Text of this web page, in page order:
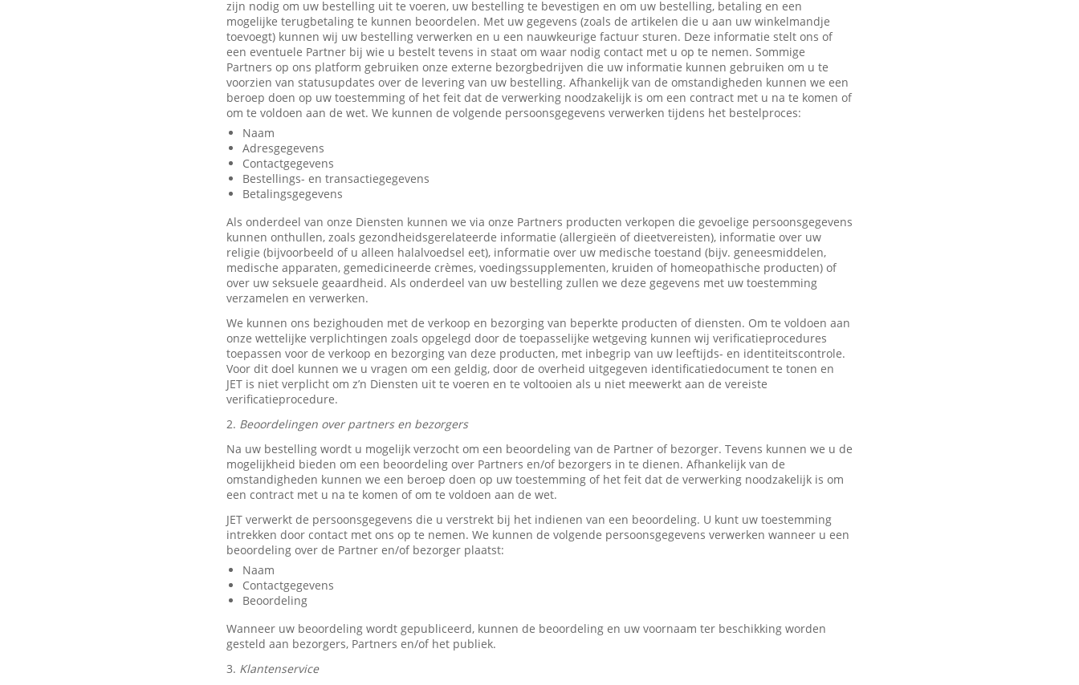
zijn nodig om uw bestelling uit te voeren, uw bestelling te bevestigen en om uw bestelling, betaling en een
mogelijke terugbetaling te kunnen beoordelen. Met uw gegevens (zoals de artikelen die u aan uw winkelmandje
toevoegt) kunnen wij uw bestelling verwerken en u een nauwkeurige factuur sturen. Deze informatie stelt ons of
een eventuele Partner bij wie u bestelt tevens in staat om waar nodig contact met u op te nemen. Sommige
Partners op ons platform gebruiken onze externe bezorgbedrijven die uw informatie kunnen gebruiken om u te
voorzien van statusupdates over de levering van uw bestelling. Afhankelijk van de omstandigheden kunnen we een
beroep doen op uw toestemming of het feit dat de verwerking noodzakelijk is om een contract met u na te komen of
om te voldoen aan de wet. We kunnen de volgende persoonsgegevens verwerken tijdens het bestelproces:
Naam
Adresgegevens
Contactgegevens
Bestellings- en transactiegegevens
Betalingsgegevens
Als onderdeel van onze Diensten kunnen we via onze Partners producten verkopen die gevoelige persoonsgegevens
kunnen onthullen, zoals gezondheidsgerelateerde informatie (allergieën of dieetvereisten), informatie over uw
religie (bijvoorbeeld of u alleen halalvoedsel eet), informatie over uw medische toestand (bijv. geneesmiddelen,
medische apparaten, gemedicineerde crèmes, voedingssupplementen, kruiden of homeopathische producten) of
over uw seksuele geaardheid. Als onderdeel van uw bestelling zullen we deze gegevens met uw toestemming
verzamelen en verwerken.
We kunnen ons bezighouden met de verkoop en bezorging van beperkte producten of diensten. Om te voldoen aan
onze wettelijke verplichtingen zoals opgelegd door de toepasselijke wetgeving kunnen wij verificatieprocedures
toepassen voor de verkoop en bezorging van deze producten, met inbegrip van uw leeftijds- en identiteitscontrole.
Voor dit doel kunnen we u vragen om een geldig, door de overheid uitgegeven identificatiedocument te tonen en
JET is niet verplicht om z’n Diensten uit te voeren en te voltooien als u niet meewerkt aan de vereiste
verificatieprocedure.
2. Beoordelingen over partners en bezorgers
Na uw bestelling wordt u mogelijk verzocht om een beoordeling van de Partner of bezorger. Tevens kunnen we u de
mogelijkheid bieden om een beoordeling over Partners en/of bezorgers in te dienen. Afhankelijk van de
omstandigheden kunnen we een beroep doen op uw toestemming of het feit dat de verwerking noodzakelijk is om
een contract met u na te komen of om te voldoen aan de wet.
JET verwerkt de persoonsgegevens die u verstrekt bij het indienen van een beoordeling. U kunt uw toestemming
intrekken door contact met ons op te nemen. We kunnen de volgende persoonsgegevens verwerken wanneer u een
beoordeling over de Partner en/of bezorger plaatst:
Naam
Contactgegevens
Beoordeling
Wanneer uw beoordeling wordt gepubliceerd, kunnen de beoordeling en uw voornaam ter beschikking worden
gesteld aan bezorgers, Partners en/of het publiek.
3. Klantenservice